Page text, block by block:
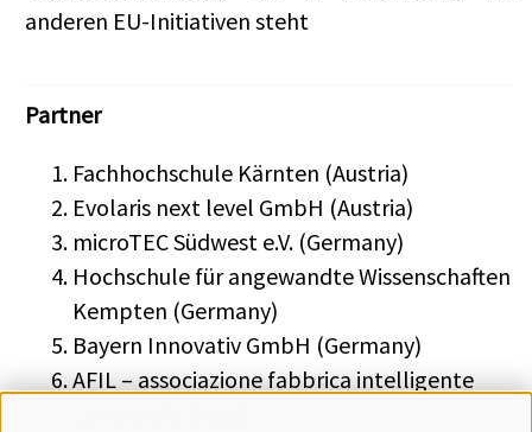
anderen EU-Initiativen steht
Partner
Fachhochschule Kärnten (Austria)
Evolaris next level GmbH (Austria)
microTEC Südwest e.V. (Germany)
Hochschule für angewandte Wissenschaften
Kempten (Germany)
Bayern Innovativ GmbH (Germany)
AFIL – associazione fabbrica intelligente